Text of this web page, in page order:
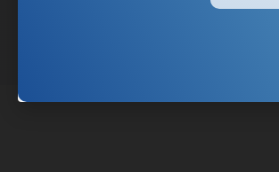
Nach oben